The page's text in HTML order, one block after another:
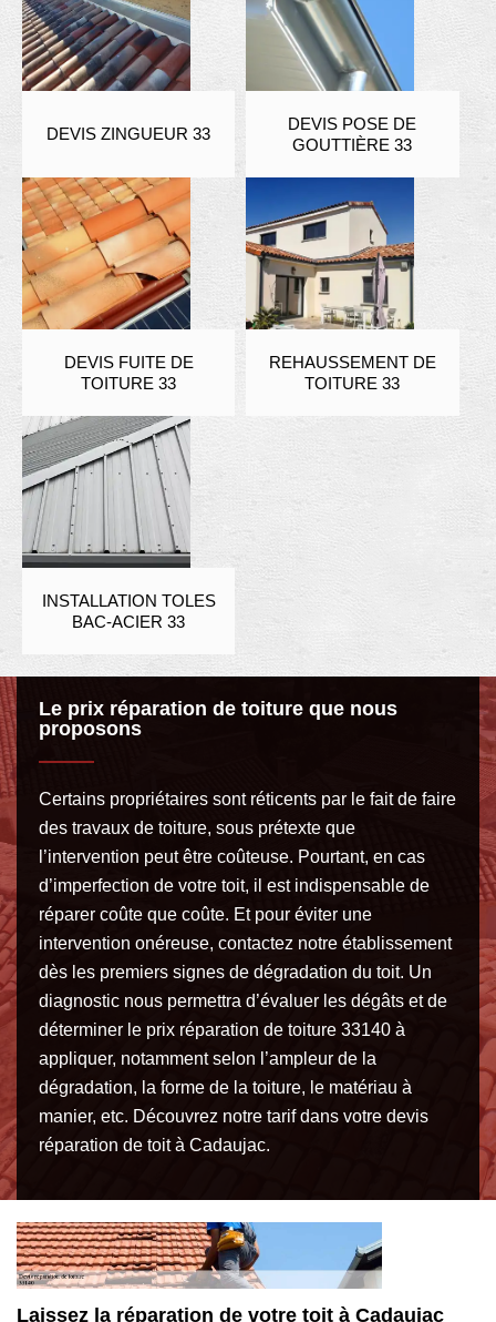
DEVIS ZINGUEUR 33
DEVIS POSE DE
GOUTTIÈRE 33
DEVIS FUITE DE
TOITURE 33
REHAUSSEMENT DE
TOITURE 33
INSTALLATION TOLES
BAC-ACIER 33
Le prix réparation de toiture que nous
proposons
Certains propriétaires sont réticents par le fait de faire
des travaux de toiture, sous prétexte que
l’intervention peut être coûteuse. Pourtant, en cas
d’imperfection de votre toit, il est indispensable de
réparer coûte que coûte. Et pour éviter une
intervention onéreuse, contactez notre établissement
dès les premiers signes de dégradation du toit. Un
diagnostic nous permettra d’évaluer les dégâts et de
déterminer le prix réparation de toiture 33140 à
appliquer, notamment selon l’ampleur de la
dégradation, la forme de la toiture, le matériau à
manier, etc. Découvrez notre tarif dans votre devis
réparation de toit à Cadaujac.
Devis réparation de toiture gratuit à Cadaujac